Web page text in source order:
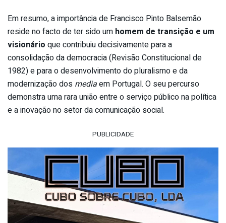
​Em resumo, a importância de Francisco Pinto Balsemão
reside no facto de ter sido um homem de transição e um
visionário que contribuiu decisivamente para a
consolidação da democracia (Revisão Constitucional de
1982) e para o desenvolvimento do pluralismo e da
modernização dos mediaem Portugal. O seu percurso
demonstra uma rara união entre o serviço público na política
e a inovação no setor da comunicação social.
PUBLICIDADE